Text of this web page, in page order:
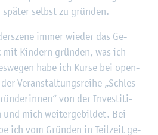
selbst zu grün­den.
immer wie­der das Ge­
Kin­dern grün­den, was ich
habe ich Kurse bei open­
Ver­an­stal­tungs­rei­he „Schles­
von der In­ves­ti­ti­
und mich wei­ter­ge­bil­det. Bei
ich vom Grün­den in Teil­zeit ge­